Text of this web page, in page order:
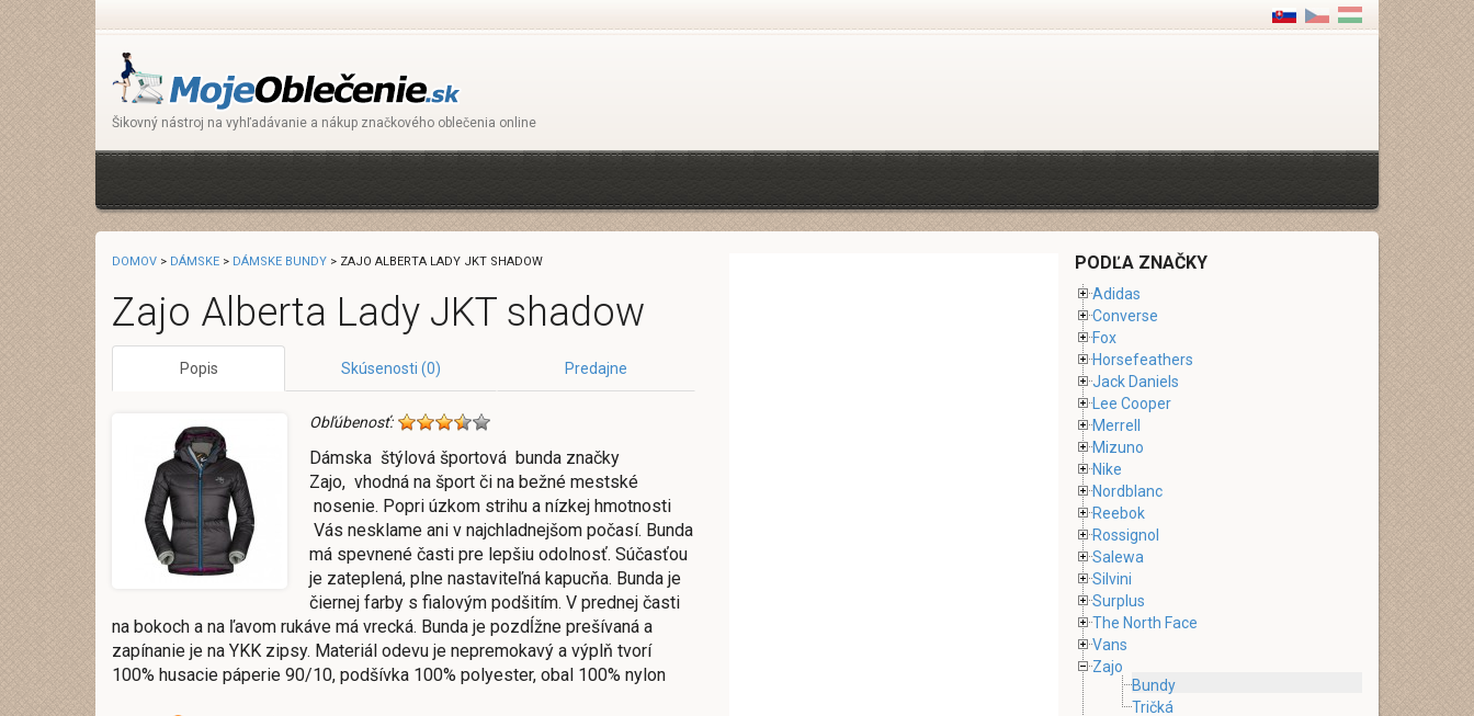
Šikovný nástroj na vyhľadávanie a nákup značkového oblečenia online
DOMOV > DÁMSKE > DÁMSKE BUNDY > ZAJO ALBERTA LADY JKT SHADOW
Zajo Alberta Lady JKT shadow
Popis Skúsenosti (0) Predajne
Obľúbenosť:
Dámska štýlová športová bunda značky
Zajo, vhodná na šport či na bežné mestské
nosenie. Popri úzkom strihu a nízkej hmotnosti
Vás nesklame ani v najchladnejšom počasí. Bunda
má spevnené časti pre lepšiu odolnosť. Súčasťou
je zateplená, plne nastaviteľná kapucňa. Bunda je
čiernej farby s fialovým podšitím. V prednej časti
na bokoch a na ľavom rukáve má vrecká. Bunda je pozdĺžne prešívaná a
zapínanie je na YKK zipsy. Materiál odevu je nepremokavý a výplň tvorí
100% husacie páperie 90/10, podšívka 100% polyester, obal 100% nylon
PODĽA ZNAČKY
Adidas
Converse
Fox
Horsefeathers
Jack Daniels
Lee Cooper
Merrell
Mizuno
Nike
Nordblanc
Reebok
Rossignol
Salewa
Silvini
Surplus
The North Face
Vans
Zajo
Bundy
Tričká